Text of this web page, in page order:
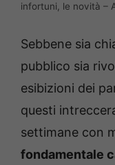
infortuni, le novità –
Sebbene sia
pubblico sia
esibizioni dei
questi
settimane con
fondamentale